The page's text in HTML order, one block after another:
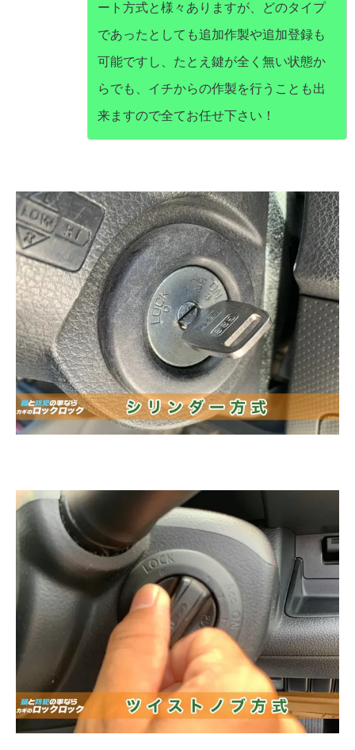
ート方式と様々ありますが、どのタイプ
であったとしても追加作製や追加登録も
可能ですし、たとえ鍵が全く無い状態か
らでも、イチからの作製を行うことも出
来ますので全てお任せ下さい！